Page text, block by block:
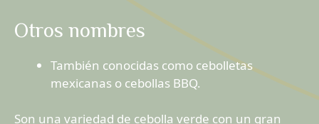
Otros nombres
También conocidas como cebolletas
mexicanas o cebollas BBQ.
Son una variedad de cebolla verde con un gran